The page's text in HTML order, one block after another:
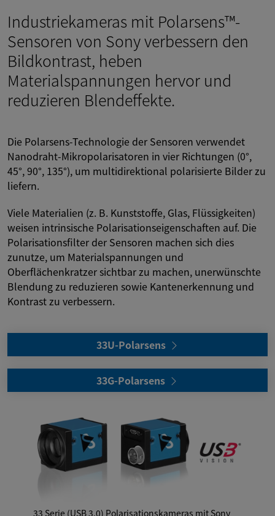
Industriekameras mit Polarsens™-
Sensoren von Sony verbessern den
Bildkontrast, heben
Materialspannungen hervor und
reduzieren Blendeffekte.
Die Polarsens-Technologie der Sensoren verwendet
Nanodraht-Mikropolarisatoren in vier Richtungen (0°,
45°, 90°, 135°), um multidirektional polarisierte Bilder zu
liefern.
Viele Materialien (z. B. Kunststoffe, Glas, Flüssigkeiten)
weisen intrinsische Polarisationseigenschaften auf. Die
Polarisationsfilter der Sensoren machen sich dies
zunutze, um Materialspannungen und
Oberflächenkratzer sichtbar zu machen, unerwünschte
Blendung zu reduzieren sowie Kantenerkennung und
Kontrast zu verbessern.
33U-Polarsens
33G-Polarsens
33 Serie (USB 3.0) Polarisationskameras mit Sony